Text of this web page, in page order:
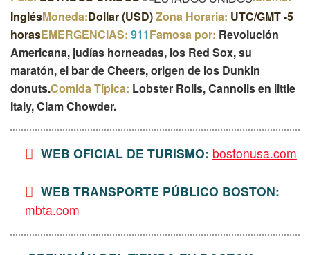
InglésMoneda:Dollar (USD)Zona Horaria: UTC/GMT -5
horasEMERGENCIAS: 911Famosa por: Revolución
Americana, judías horneadas, los Red Sox, su
maratón, el bar de Cheers, origen de los Dunkin
donuts.Comida Típica: Lobster Rolls, Cannolis en little
Italy, Clam Chowder.
WEB OFICIAL DE TURISMO: bostonusa.com
WEB TRANSPORTE PÚBLICO BOSTON:
mbta.com